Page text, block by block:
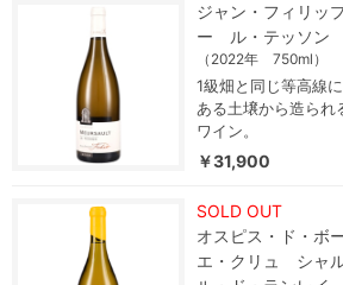
ジャン・フィリッ
ー ル・テッソン
（2022年 750ml）
1級畑と同じ等高線
ある土壌から造られ
ワイン。
￥31,900
SOLD OUT
オスピス・ド・ボ
エ・クリュ シャ